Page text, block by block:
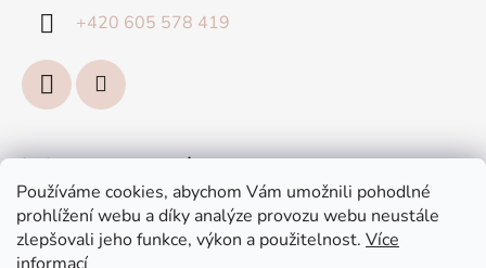
Používáme cookies, abychom Vám umožnili pohodlné
prohlížení webu a díky analýze provozu webu neustále
zlepšovali jeho funkce, výkon a použitelnost. Více
+420 605 578 419
Informace pro vás
Náš atelier
Obchodní podmínky